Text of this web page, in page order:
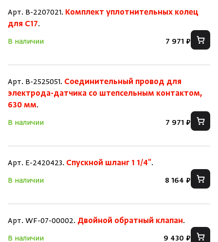
Арт. B-2207021. Комплект уплотнительных колец
для C17.
В наличии
7 971 ₽
Арт. B-2525051. Соединительный провод для
электрода-датчика со штепсельным контактом,
630 мм.
В наличии
7 971 ₽
Арт. E-2420423. Спускной шланг 1 1/4".
В наличии
8 164 ₽
Арт. WF-07-00002. Двойной обратный клапан.
В наличии
9 430 ₽